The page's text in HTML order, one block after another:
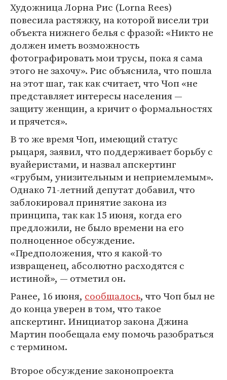
Художница Лорна Рис (Lorna Rees)
повесила растяжку, на которой висели три
объекта нижнего белья с фразой: «Никто не
должен иметь возможность
фотографировать мои трусы, пока я сама
этого не захочу». Рис объяснила, что пошла
на этот шаг, так как считает, что Чоп «не
представляет интересы населения —
защиту женщин, а кричит о формальностях
и прячется».
В то же время Чоп, имеющий статус
рыцаря, заявил, что поддерживает борьбу с
вуайеристами, и назвал апскертинг
«грубым, унизительным и неприемлемым».
Однако 71-летний депутат добавил, что
заблокировал принятие закона из
принципа, так как 15 июня, когда его
предложили, не было времени на его
полноценное обсуждение.
«Предположения, что я какой-то
извращенец, абсолютно расходятся с
истиной», — отметил он.
Ранее, 16 июня, сообщалось, что Чоп был не
до конца уверен в том, что такое
апскертинг. Инициатор закона Джина
Мартин пообещала ему помочь разобраться
с термином.
Второе обсуждение законопроекта